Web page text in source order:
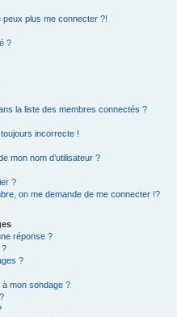
plus me connecter ?!
?
la liste des membres connectés ?
incorrecte !
mon nom d’utilisateur ?
?
on me demande de me connecter !?
réponse ?
?
?
à mon sondage ?